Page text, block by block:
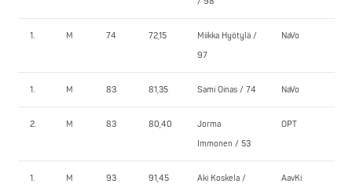
1. M 74 72,15
Miikka Hyötylä /
97
NaVo
1. M 83 81,35 Sami Oinas / 74 NaVo
2. M 83 80,40
Jorma
Immonen / 53
OPT
1. M 93 91,45
Aki Koskela /
AavKi